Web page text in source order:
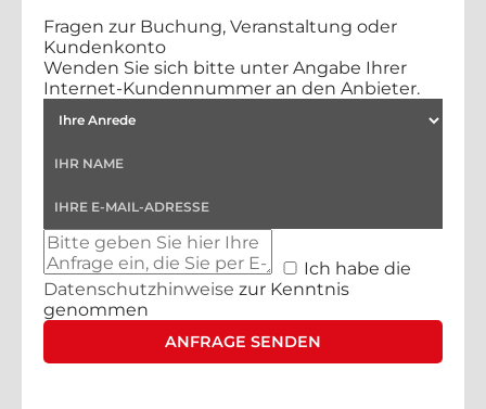
Fragen zur Buchung, Veranstaltung oder
Kundenkonto
Wenden Sie sich bitte unter Angabe Ihrer
Internet-Kundennummer an den Anbieter.
Ich habe die
Datenschutzhinweise zur Kenntnis
genommen